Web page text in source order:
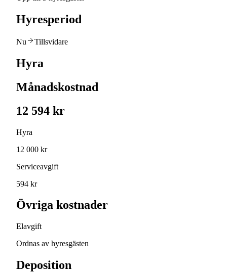
Hyresperiod
Nu Tillsvidare
Hyra
Månadskostnad
12 594 kr
Hyra
12 000 kr
Serviceavgift
594 kr
Övriga kostnader
Elavgift
Ordnas av hyresgästen
Deposition